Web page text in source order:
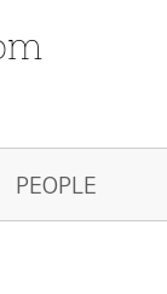
PEOPLE